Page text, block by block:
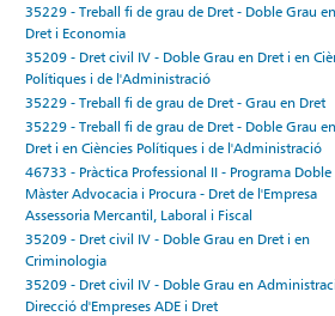
35229 - Treball fi de grau de Dret - Doble Grau en
Dret i Economia
35209 - Dret civil IV - Doble Grau en Dret i en
Polítiques i de l'Administració
35229 - Treball fi de grau de Dret - Grau en Dret
35229 - Treball fi de grau de Dret - Doble Grau en
Dret i en Ciències Polítiques i de l'Administració
46733 - Pràctica Professional II - Programa Doble
Màster Advocacia i Procura - Dret de l'Empresa
Assessoria Mercantil, Laboral i Fiscal
35209 - Dret civil IV - Doble Grau en Dret i en
Criminologia
35209 - Dret civil IV - Doble Grau en
Direcció d'Empreses ADE i Dret